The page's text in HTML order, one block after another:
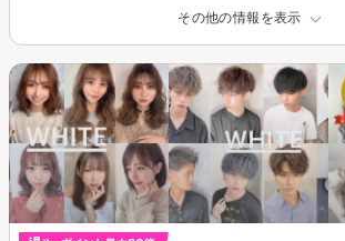
その他の情報を表示